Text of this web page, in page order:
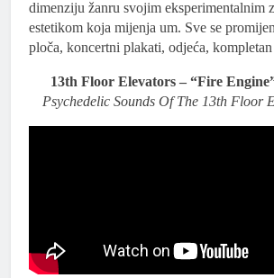
dimenziju žanru svojim eksperimentalnim
estetikom koja mijenja um. Sve se
ploča, koncertni plakati, odjeća,
13th Floor Elevators – “Fire
Psychedelic Sounds Of The 13th Floor